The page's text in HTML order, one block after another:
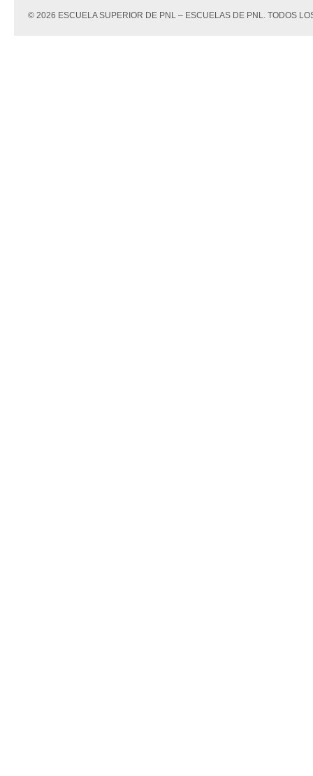
© 2026 ESCUELA SUPERIOR DE PNL – ESCUELAS DE PNL. TODOS